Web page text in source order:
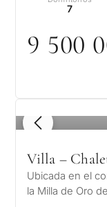
7
9 500 0
1 / 8
Villa –
Ubicada en el
la Milla de Oro